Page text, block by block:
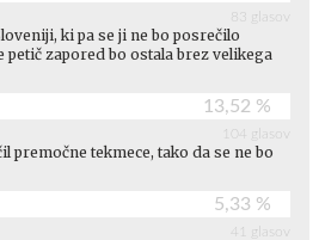
83 glasov
ki pa se ji ne bo posrečilo
petič zapored bo ostala brez velikega
13,52 %
104 glasov
premočne tekmece, tako da se ne bo
5,33 %
41 glasov